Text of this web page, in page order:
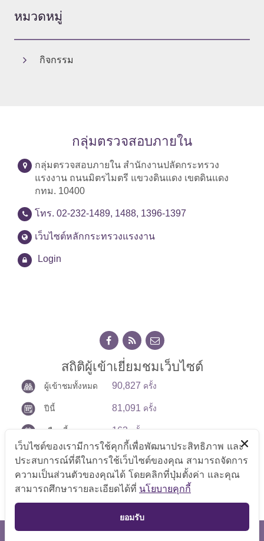
หมวดหมู่
กิจกรรม
กลุ่มตรวจสอบภายใน
กลุ่มตรวจสอบภายใน สำนักงานปลัดกระทรวง
แรงงาน ถนนมิตรไมตรี แขวงดินแดง เขตดินแดง
กทม. 10400
โทร. 02-232-1489, 1488, 1396-1397
เว็บไซต์หลักกระทรวงแรงงาน
Login
สถิติผู้เข้าเยี่ยมชมเว็บไซต์
ผู้เข้าชมทั้งหมด 90,827 ครั้ง
ปีนี้ 81,091 ครั้ง
เดือนนี้ 163 ครั้ง
14ครั้ง
TOP
เว็บไซต์ของเรามีการใช้คุกกี้เพื่อพัฒนาประสิทธิภาพ และ
ประสบการณ์ที่ดีในการใช้เว็บไซต์ของคุณ สามารถจัดการ
ความเป็นส่วนตัวของคุณได้ โดยคลิกที่ปุ่มตั้งค่า และคุณ
สามารถศึกษารายละเอียดได้ที่ นโยบายคุกกี้
ยอมรับ